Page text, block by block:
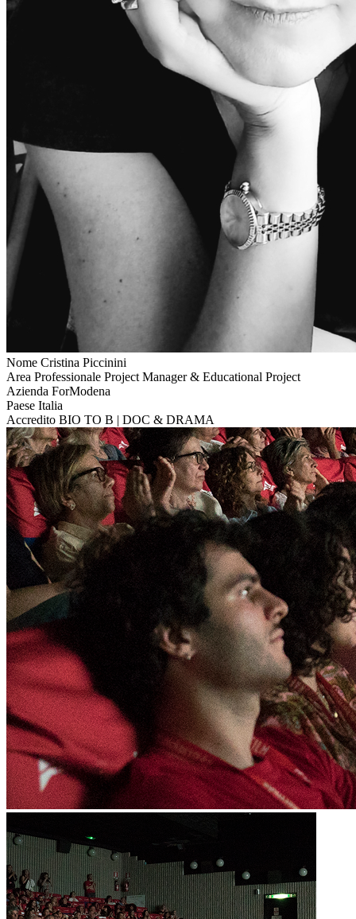
Nome Cristina Piccinini
Area Professionale Project Manager & Educational Project
Azienda ForModena
Paese Italia
Accredito BIO TO B | DOC & DRAMA